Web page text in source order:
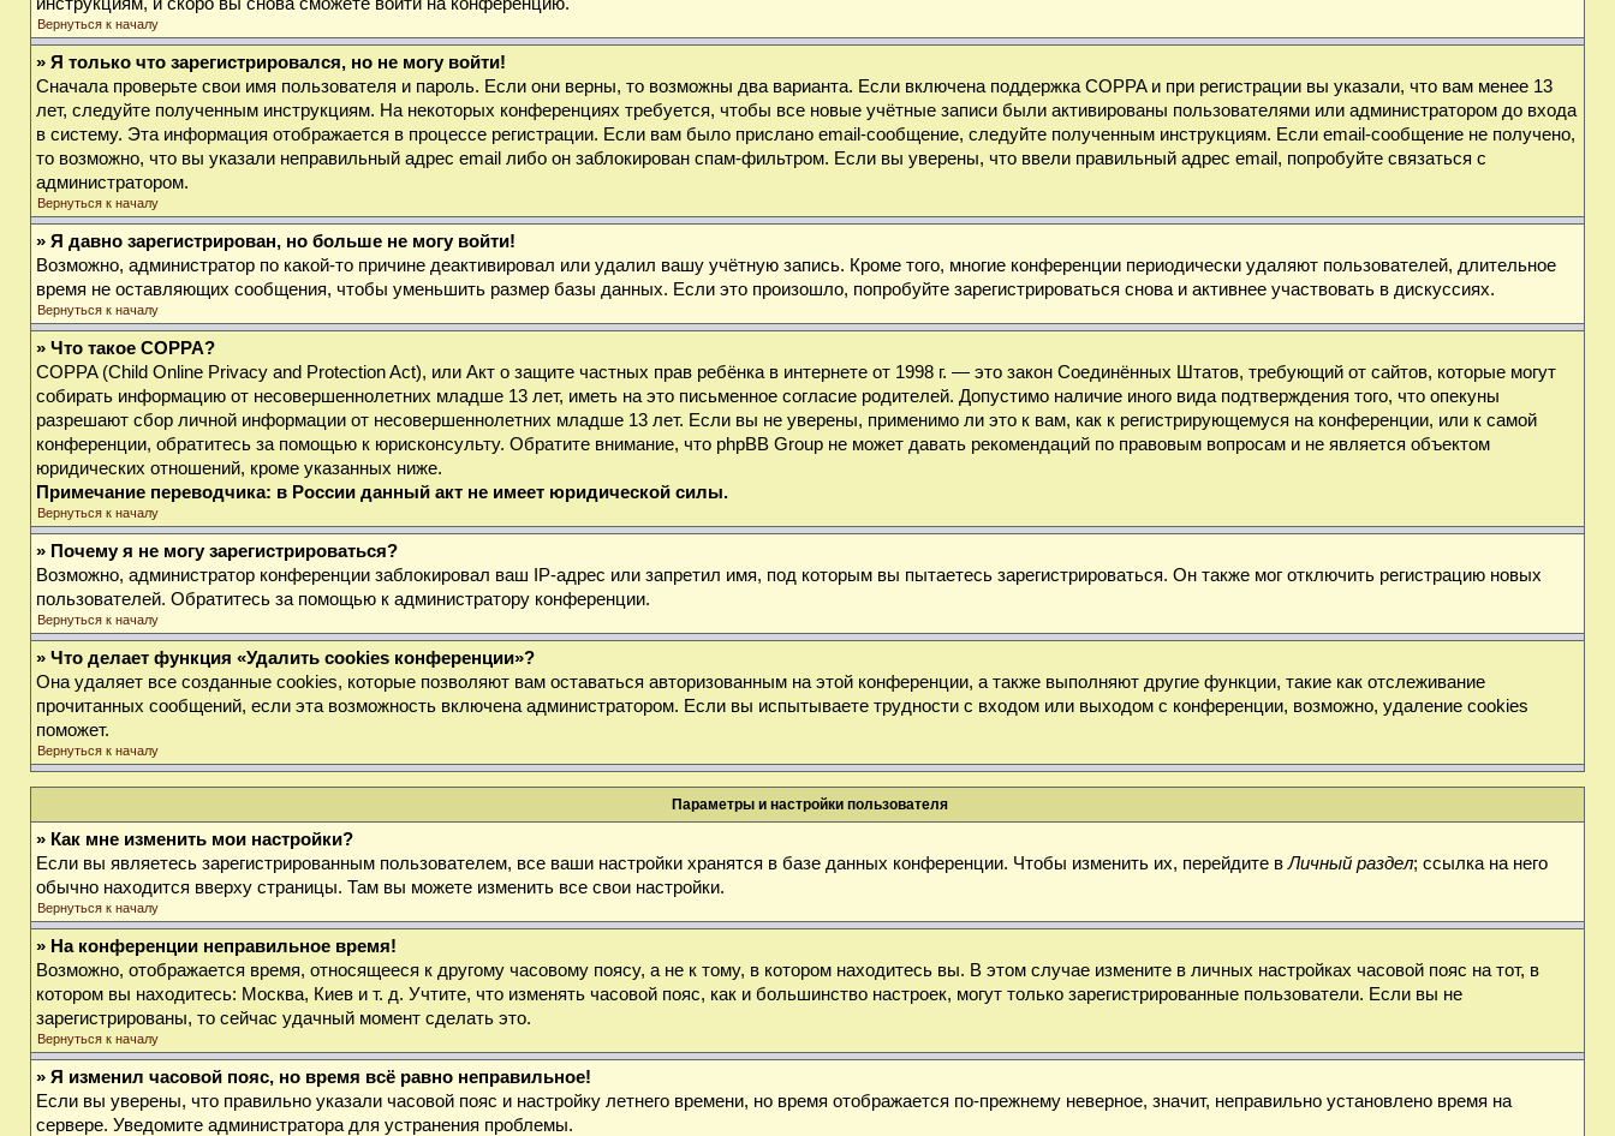
Вернуться к началу
» Я только что зарегистрировался, но не могу войти!
Сначала проверьте свои имя пользователя и пароль. Если они верны, то возможны два варианта. Если включена поддержка COPPA и при регистрации вы указали, что вам менее 13
лет, следуйте полученным инструкциям. На некоторых конференциях требуется, чтобы все новые учётные записи были активированы пользователями или администратором до входа
в систему. Эта информация отображается в процессе регистрации. Если вам было прислано email-сообщение, следуйте полученным инструкциям. Если email-сообщение не получено,
то возможно, что вы указали неправильный адрес email либо он заблокирован спам-фильтром. Если вы уверены, что ввели правильный адрес email, попробуйте связаться с
администратором.
Вернуться к началу
» Я давно зарегистрирован, но больше не могу войти!
Возможно, администратор по какой-то причине деактивировал или удалил вашу учётную запись. Кроме того, многие конференции периодически удаляют пользователей, длительное
время не оставляющих сообщения, чтобы уменьшить размер базы данных. Если это произошло, попробуйте зарегистрироваться снова и активнее участвовать в дискуссиях.
Вернуться к началу
» Что такое COPPA?
COPPA (Child Online Privacy and Protection Act), или Акт о защите частных прав ребёнка в интернете от 1998 г. — это закон Соединённых Штатов, требующий от сайтов, которые могут
собирать информацию от несовершеннолетних младше 13 лет, иметь на это письменное согласие родителей. Допустимо наличие иного вида подтверждения того, что опекуны
разрешают сбор личной информации от несовершеннолетних младше 13 лет. Если вы не уверены, применимо ли это к вам, как к регистрирующемуся на конференции, или к самой
конференции, обратитесь за помощью к юрисконсульту. Обратите внимание, что phpBB Group не может давать рекомендаций по правовым вопросам и не является объектом
юридических отношений, кроме указанных ниже.
Примечание переводчика: в России данный акт не имеет юридической силы.
Вернуться к началу
» Почему я не могу зарегистрироваться?
Возможно, администратор конференции заблокировал ваш IP-адрес или запретил имя, под которым вы пытаетесь зарегистрироваться. Он также мог отключить регистрацию новых
пользователей. Обратитесь за помощью к администратору конференции.
Вернуться к началу
» Что делает функция «Удалить cookies конференции»?
Она удаляет все созданные cookies, которые позволяют вам оставаться авторизованным на этой конференции, а также выполняют другие функции, такие как отслеживание
прочитанных сообщений, если эта возможность включена администратором. Если вы испытываете трудности с входом или выходом с конференции, возможно, удаление cookies
поможет.
Вернуться к началу
Параметры и настройки пользователя
» Как мне изменить мои настройки?
Если вы являетесь зарегистрированным пользователем, все ваши настройки хранятся в базе данных конференции. Чтобы изменить их, перейдите вЛичный раздел; ссылка на него
обычно находится вверху страницы. Там вы можете изменить все свои настройки.
Вернуться к началу
» На конференции неправильное время!
Возможно, отображается время, относящееся к другому часовому поясу, а не к тому, в котором находитесь вы. В этом случае измените в личных настройках часовой пояс на тот, в
котором вы находитесь: Москва, Киев и т. д. Учтите, что изменять часовой пояс, как и большинство настроек, могут только зарегистрированные пользователи. Если вы не
зарегистрированы, то сейчас удачный момент сделать это.
Вернуться к началу
» Я изменил часовой пояс, но время всё равно неправильное!
Если вы уверены, что правильно указали часовой пояс и настройку летнего времени, но время отображается по-прежнему неверное, значит, неправильно установлено время на
сервере. Уведомите администратора для устранения проблемы.